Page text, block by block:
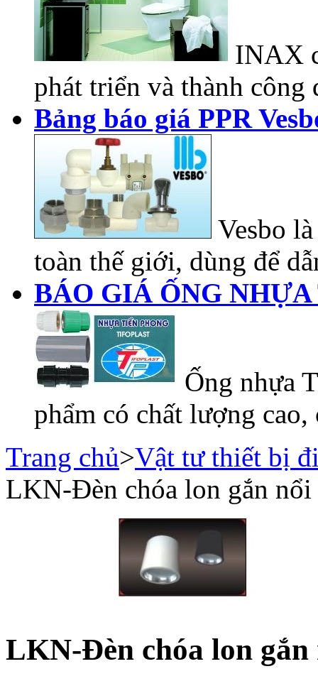
INAX
phát triển và thành công
Bảng báo giá PPR
Vesbo
toàn thế giới, dùng để
BÁO GIÁ ỐNG
Ống nhựa
phẩm có chất lượng cao,
Trang chủ>Vật tư thiết bị
LKN-Đèn chóa lon gắn nổi
LKN-Đèn chóa lon